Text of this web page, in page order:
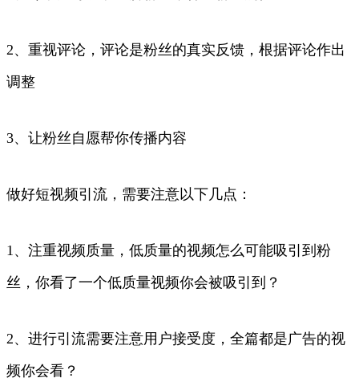
2、重视评论，评论是粉丝的真实反馈，根据评论作出
调整
3、让粉丝自愿帮你传播内容
做好短视频引流，需要注意以下几点：
1、注重视频质量，低质量的视频怎么可能吸引到粉
丝，你看了一个低质量视频你会被吸引到？
2、进行引流需要注意用户接受度，全篇都是广告的视
频你会看？